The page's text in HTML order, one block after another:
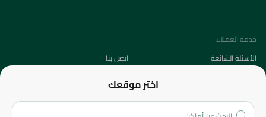
اختر موقعك
خدمة العملاء
الأسئلة الشائعة
اتصل بنا
من نحن؟
الفروع